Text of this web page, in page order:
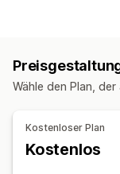
Wähle den Plan,
Kostenloser Plan
Kostenlos